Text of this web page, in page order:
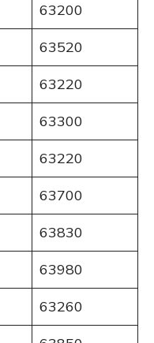
63200
63520
63220
63300
63220
63700
63830
63980
63260